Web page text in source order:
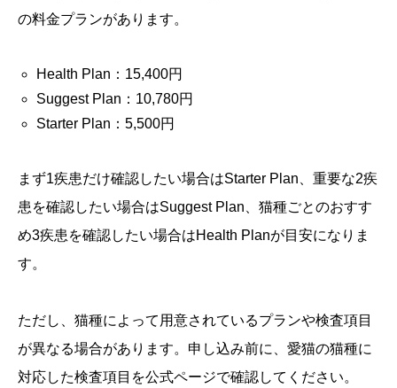
の料金プランがあります。
Health Plan：15,400円
Suggest Plan：10,780円
Starter Plan：5,500円
まず1疾患だけ確認したい場合はStarter Plan、重要な2疾
患を確認したい場合はSuggest Plan、猫種ごとのおすす
め3疾患を確認したい場合はHealth Planが目安になりま
す。
ただし、猫種によって用意されているプランや検査項目
が異なる場合があります。申し込み前に、愛猫の猫種に
対応した検査項目を公式ページで確認してください。